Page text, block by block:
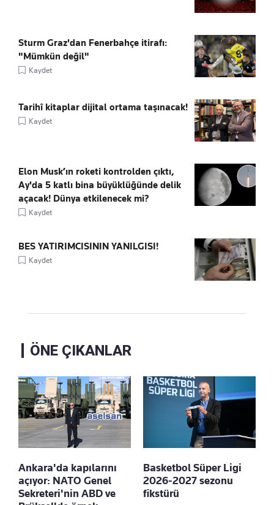
Sturm Graz'dan Fenerbahçe itirafı:
"Mümkün değil"
Kaydet
Tarihî kitaplar dijital ortama taşınacak!
Kaydet
Elon Musk’ın roketi kontrolden çıktı,
Ay'da 5 katlı bina büyüklüğünde delik
açacak! Dünya etkilenecek mi?
Kaydet
BES YATIRIMCISININ YANILGISI!
Kaydet
ÖNE ÇIKANLAR
Ankara'da kapılarını
açıyor: NATO Genel
Sekreteri'nin ABD ve
Basketbol Süper Ligi
2026-2027 sezonu
fikstürü